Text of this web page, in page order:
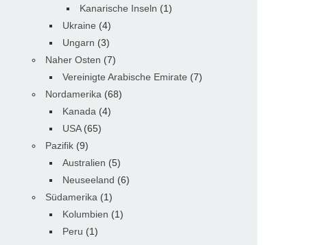
Kanarische Inseln (1)
Ukraine (4)
Ungarn (3)
Naher Osten (7)
Vereinigte Arabische Emirate (7)
Nordamerika (68)
Kanada (4)
USA(65)
Pazifik (9)
Australien (5)
Neuseeland (6)
Südamerika (1)
Kolumbien (1)
Peru (1)